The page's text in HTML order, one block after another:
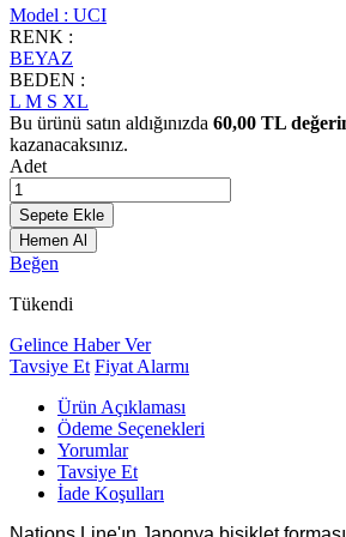
Model : UCI
RENK :
BEYAZ
BEDEN :
L M S XL
Bu ürünü satın aldığınızda 60,00 TL
kazanacaksınız.
Adet
Sepete Ekle
Hemen Al
Beğen
Tükendi
Gelince Haber Ver
Tavsiye Et Fiyat Alarmı
Ürün Açıklaması
Ödeme Seçenekleri
Yorumlar
Tavsiye Et
İade Koşulları